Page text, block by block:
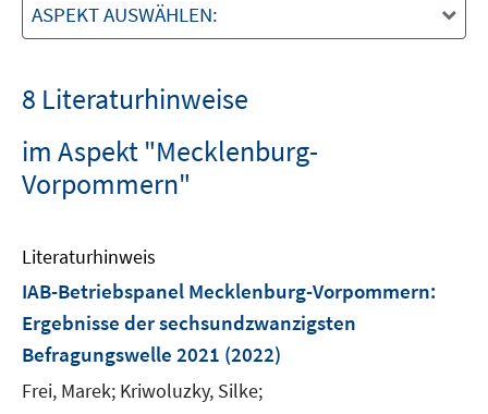
ASPEKT AUSWÄHLEN:
8 Literaturhinweise
im Aspekt "Mecklenburg-
Vorpommern"
Literaturhinweis
IAB-Betriebspanel Mecklenburg-Vorpommern:
Ergebnisse der sechsundzwanzigsten
Befragungswelle 2021 (2022)
Frei, Marek; Kriwoluzky, Silke;